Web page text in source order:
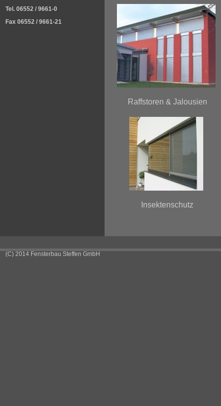
Tel. 06552 / 9661-0
Fax 06552 / 9661-21
Raffstoren & Jalousien
Insektenschutz
(C) 2014 Fensterbau Steffen GmbH